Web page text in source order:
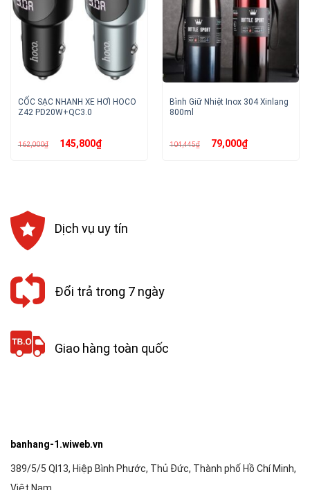
CỐC SẠC NHANH XE HƠI HOCO
Z42 PD20W+QC3.0
162,000₫ Giá
gốc145,800₫Giá
Bình Giữ Nhiệt Inox 304 Xinlang
800ml
104,445₫ Giá
gốc79,000₫Giá
Dịch vụ uy tín
Đổi trả trong 7 ngày
Giao hàng toàn quốc
banhang-1.wiweb.vn
389/5/5 Ql13, Hiệp Bình Phước, Thủ Đức, Thành phố Hồ Chí Minh,